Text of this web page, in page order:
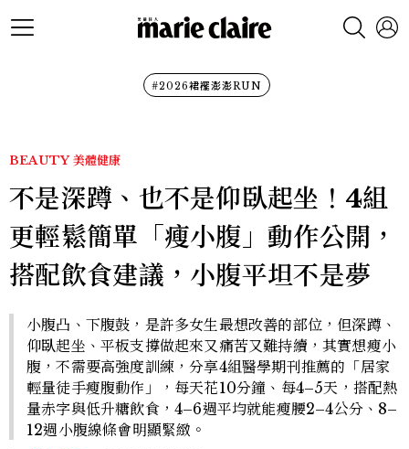
#2026裙襬澎澎RUN
BEAUTY 美體健康
不是深蹲、也不是仰臥起坐！4組
更輕鬆簡單「瘦小腹」動作公開，
搭配飲食建議，小腹平坦不是夢
小腹凸、下腹鼓，是許多女生最想改善的部位，但深蹲、
仰臥起坐、平板支撐做起來又痛苦又難持續，其實想瘦小
腹，不需要高強度訓練，分享4組醫學期刊推薦的「居家
輕量徒手瘦腹動作」，每天花10分鐘、每4–5天，搭配熱
量赤字與低升糖飲食，4–6週平均就能瘦腰2–4公分、8–
12週小腹線條會明顯緊緻。